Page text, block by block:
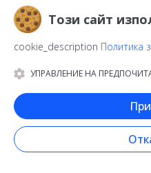
Този сайт
cookie_description Политика
УПРАВЛЕНИЕ НА